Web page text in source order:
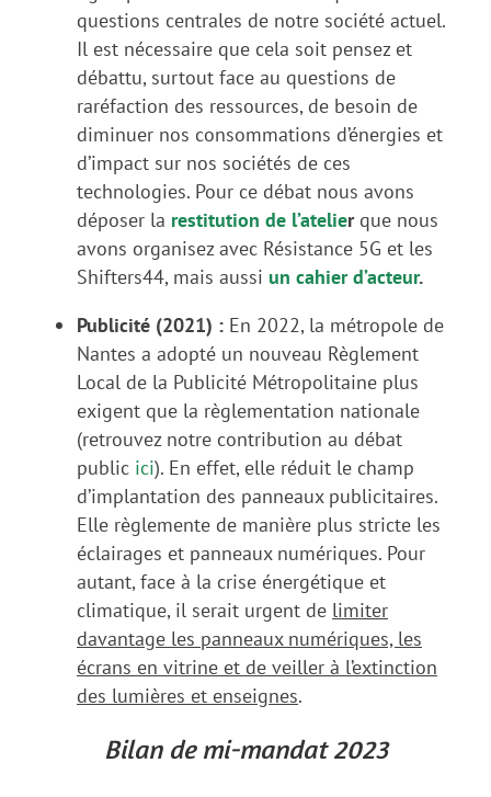
questions centrales de notre société actuel.
Il est nécessaire que cela soit pensez et
débattu, surtout face au questions de
raréfaction des ressources, de besoin de
diminuer nos consommations d’énergies et
d’impact sur nos sociétés de ces
technologies. Pour ce débat nous avons
déposer la restitution de l’atelierque nous
avons organisez avec Résistance 5G et les
Shifters44, mais aussi un cahier d’acteur.
Publicité (2021) : En 2022, la métropole de
Nantes a adopté un nouveau Règlement
Local de la Publicité Métropolitaine plus
exigent que la règlementation nationale
(retrouvez notre contribution au débat
public ici). En effet, elle réduit le champ
d’implantation des panneaux publicitaires.
Elle règlemente de manière plus stricte les
éclairages et panneaux numériques. Pour
autant, face à la crise énergétique et
climatique, il serait urgent de limiter
davantage les panneaux numériques, les
écrans en vitrine et de veiller à l’extinction
des lumières et enseignes.
Bilan de mi-mandat 2023